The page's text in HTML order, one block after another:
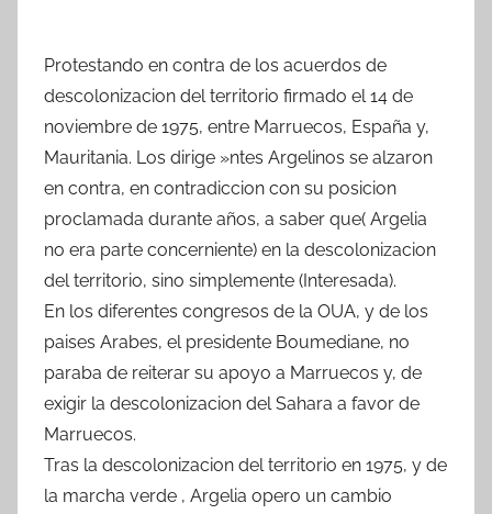
Protestando en contra de los acuerdos de
descolonizacion del territorio firmado el 14 de
noviembre de 1975, entre Marruecos, España y,
Mauritania. Los dirige »ntes Argelinos se alzaron
en contra, en contradiccion con su posicion
proclamada durante años, a saber que( Argelia
no era parte concerniente) en la descolonizacion
del territorio, sino simplemente (Interesada).
En los diferentes congresos de la OUA, y de los
paises Arabes, el presidente Boumediane, no
paraba de reiterar su apoyo a Marruecos y, de
exigir la descolonizacion del Sahara a favor de
Marruecos.
Tras la descolonizacion del territorio en 1975, y de
la marcha verde , Argelia opero un cambio